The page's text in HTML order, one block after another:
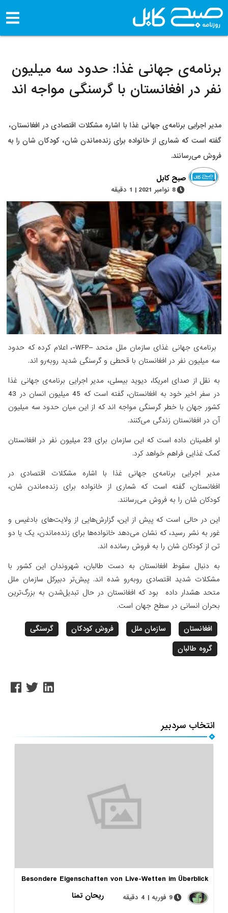
برنامه‌ی جهانی غذا: حدود سه میلیون
نفر در افغانستان با گرسنگی مواجه اند
مدیر اجرایی برنامه‌ی جهانی غذا با اشاره مشکلات اقتصادی در افغانستان،
گفته است که شماری از خانواده برای زنده‌ماندن شان، کودکان شان را به
فروش می‌رسانند.
صبح کابل
8 نوامبر 2021 | 1 دقیقه
برنامه‌ی جهانی غذای سازمان ملل متحد –WFP-، اعلام کرده که حدود
سه میلیون نفر در افغانستان با قحطی و گرسنگی شدید روبه‌رو اند.
به نقل از صدای امریکا، دیوید بیسلی، مدیر اجرایی برنامه‌ی جهانی غذا
در سفر اخیر خود به افغانستان، گفته است که 45 میلیون انسان در 43
کشور جهان با خطر گرسنگی مواجه اند که از این میان حدود سه میلیون
آن در افغانستان زندگی می‌کنند.
او اطمینان داده است که این سازمان برای 23 میلیون نفر در افغانستان
کمک غذایی فراهم خواهد کرد.
مدیر اجرایی برنامه‌ی جهانی غذا با اشاره مشکلات اقتصادی در
افغانستان، گفته است که شماری از خانواده برای زنده‌ماندن شان،
کودکان شان را به فروش می‌رسانند.
این در حالی است که پیش از این، گزارش‌هایی از ولایت‌های بادغیس و
غور به نشر رسید، که نشان می‌دهد خانواده‌ها برای زنده‌ماندن، یک یا دو
تن از کودکان شان را به فروش رسانده اند.
به دنبال سقوط افغانستان به دست طالبان، شهروندان این کشور با
مشکلات شدید اقتصادی روبه‌رو شده اند. پیش‌تر دبیرکل سازمان ملل
متحد هشدار داده بود که افغانستان در حال تبدیل‌شدن به بزرگ‌ترین
بحران انسانی در سطح جهان است.
افغانستان سازمان ملل فروش کودکان
گرسنگی
گروه طالبان
انتخاب سردبیر
Besondere Eigenschaften von Live-Wetten im Überblick
ریحان تمنا
9 فوریه | 4 دقیقه